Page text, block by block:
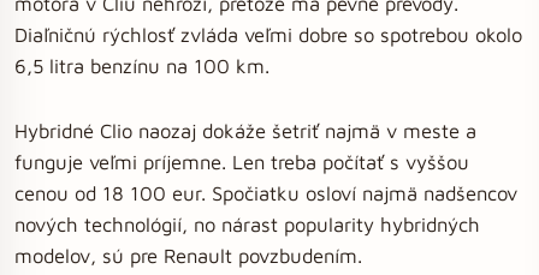
Diaľničnú rýchlosť zvláda veľmi dobre so spotrebou okolo
6,5 litra benzínu na 100 km.
Hybridné Clio naozaj dokáže šetriť najmä v meste a
funguje veľmi príjemne. Len treba počítať s vyššou
cenou od 18 100 eur. Spočiatku osloví najmä nadšencov
nových technológií, no nárast popularity hybridných
modelov, sú pre Renault povzbudením.